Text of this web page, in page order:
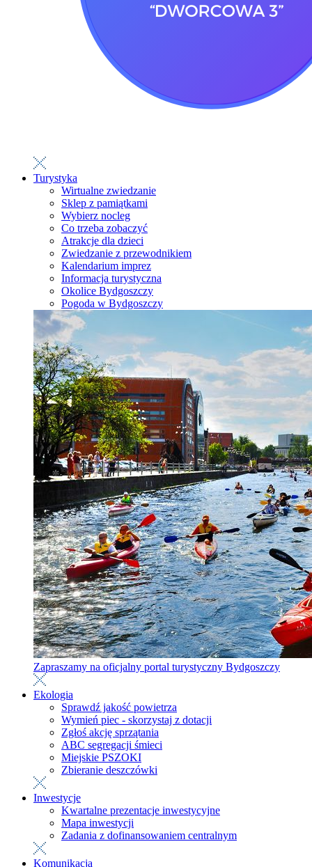
Turystyka
Wirtualne zwiedzanie
Sklep z pamiątkami
Wybierz nocleg
Co trzeba zobaczyć
Atrakcje dla dzieci
Zwiedzanie z przewodnikiem
Kalendarium imprez
Informacja turystyczna
Okolice Bydgoszczy
Pogoda w Bydgoszczy
Zapraszamy na oficjalny portal turystyczny Bydgoszczy
Ekologia
Sprawdź jakość powietrza
Wymień piec - skorzystaj z dotacji
Zgłoś akcję sprzątania
ABC segregacji śmieci
Miejskie PSZOKI
Zbieranie deszczówki
Inwestycje
Kwartalne prezentacje inwestycyjne
Mapa inwestycji
Zadania z dofinansowaniem centralnym
Komunikacja